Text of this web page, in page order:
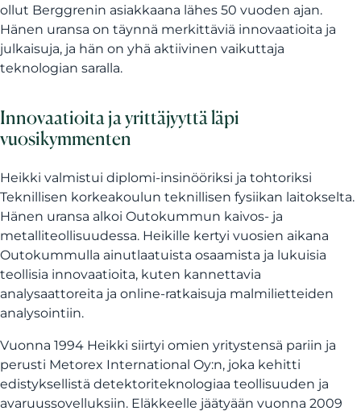
ollut Berggrenin asiakkaana lähes 50 vuoden ajan.
Hänen uransa on täynnä merkittäviä innovaatioita ja
julkaisuja, ja hän on yhä aktiivinen vaikuttaja
teknologian saralla.
Innovaatioita ja yrittäjyyttä läpi
vuosikymmenten
Heikki valmistui diplomi-insinööriksi ja tohtoriksi
Teknillisen korkeakoulun teknillisen fysiikan laitokselta.
Hänen uransa alkoi Outokummun kaivos- ja
metalliteollisuudessa. Heikille kertyi vuosien aikana
Outokummulla ainutlaatuista osaamista ja lukuisia
teollisia innovaatioita, kuten kannettavia
analysaattoreita ja online-ratkaisuja malmilietteiden
analysointiin.
Vuonna 1994 Heikki siirtyi omien yritystensä pariin ja
perusti Metorex International Oy:n, joka kehitti
edistyksellistä detektoriteknologiaa teollisuuden ja
avaruussovelluksiin. Eläkkeelle jäätyään vuonna 2009